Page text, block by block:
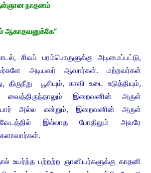
நாதனம்
ஆகாதவனுக்கே”
சிவப் பரம்பொருளுக்கு அடிமைப்பட்டு,
அடியவர் ஆவார்கள். மற்றவர்கள்
பூசியும், காவி உடை உடுத்தியும்,
வைத்திருந்தாலும் இறைவனின் அருள்
அல்ல என்றும், இறைவனின் அருள்
இல்லாத போதிலும் அவரே
பற்றற்ற ஞானியர்களுக்கு காதனி